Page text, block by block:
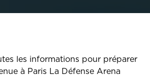
les informations pour préparer
à Paris La Défense Arena